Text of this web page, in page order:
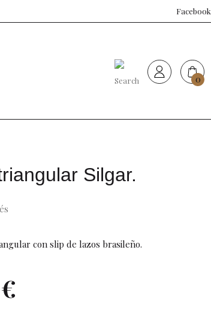
Facebook
0
Sujetadores
Baño de mujer
Silgar.
con slip de lazos brasileño.